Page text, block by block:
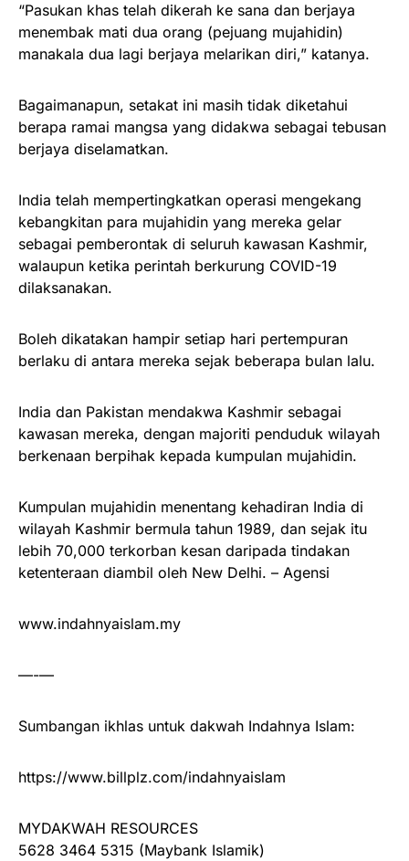
“Pasukan khas telah dikerah ke sana dan berjaya
menembak mati dua orang (pejuang mujahidin)
manakala dua lagi berjaya melarikan diri,” katanya.
Bagaimanapun, setakat ini masih tidak diketahui
berapa ramai mangsa yang didakwa sebagai tebusan
berjaya diselamatkan.
India telah mempertingkatkan operasi mengekang
kebangkitan para mujahidin yang mereka gelar
sebagai pemberontak di seluruh kawasan Kashmir,
walaupun ketika perintah berkurung COVID-19
dilaksanakan.
Boleh dikatakan hampir setiap hari pertempuran
berlaku di antara mereka sejak beberapa bulan lalu.
India dan Pakistan mendakwa Kashmir sebagai
kawasan mereka, dengan majoriti penduduk wilayah
berkenaan berpihak kepada kumpulan mujahidin.
Kumpulan mujahidin menentang kehadiran India di
wilayah Kashmir bermula tahun 1989, dan sejak itu
lebih 70,000 terkorban kesan daripada tindakan
ketenteraan diambil oleh New Delhi. – Agensi
www.indahnyaislam.my
—-—
Sumbangan ikhlas untuk dakwah Indahnya Islam:
https://www.billplz.com/indahnyaislam
MYDAKWAH RESOURCES
5628 3464 5315 (Maybank Islamik)